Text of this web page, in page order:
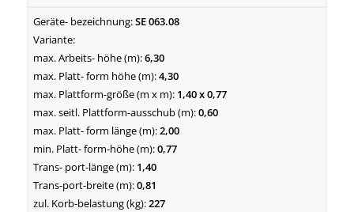
SE 063.08
6,30
4,30
1,40 x 0,77
0,60
2,00
0,77
1,40
0,81
227